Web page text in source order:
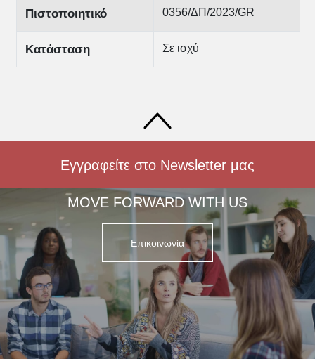
Πιστοποιητικό 0356/ΔΠ/2023/GR
Κατάσταση Σε ισχύ
Εγγραφείτε στο Newsletter μας
MOVE FORWARD WITH US
Επικοινωνία